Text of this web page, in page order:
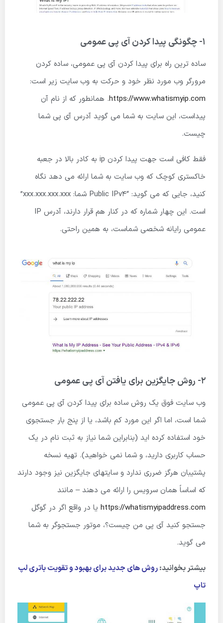
1- چگونگی پیدا کردن آی پی عمومی
ساده ترین راه برای پیدا کردن آی پی عمومی، ساده کردن
مرورگر وب مورد نظر خود و حرکت به وب سایت زیر است:
https://www.whatismyip.com. همانطور که از نام آن
پیداست، این سایت به شما می گوید آدرس آی پی شما
چیست.
فقط کافی است جهت پیدا کردن ip به کادر بالا در جعبه
خاکستری کوچک که وب سایت به شما ارائه می دهد نگاه
کنید، جایی که می گوید: “Public IPv4 شما: xxx.xxx.xxx.xxx”
است. این چهار شماره که در کنار هم قرار دارند، آدرس IP
عمومی رایانه شخصی شماست، به همین راحتی.
2- روش جایگزین برای یافتن آی پی عمومی
وب سایت فوق یک روش ساده برای پیدا کردن آی پی عمومی
شما است، اما اگر این مورد کم باشد، یا از پنج بار جستجوی
خود استفاده کرده اید (بنابراین شما نیاز به ثبت نام در یک
حساب کاربری دارید، و شما نمی خواهید). تهیه نسخه
پشتیبان هرگز ضرری ندارد و سایتهای جایگزین نیز وجود دارند
که اساساً همان سرویس را ارائه می دهند – مانند
https://whatismyipaddress.com یا در واقع اگر در گوگل
جستجو کنید آی پی من چیست؟، موتور جستجوگر به شما
می گوید.
بیشتر بخوانید:روش های جدید برای بهبود و تقویت باتری لپ
تاپ